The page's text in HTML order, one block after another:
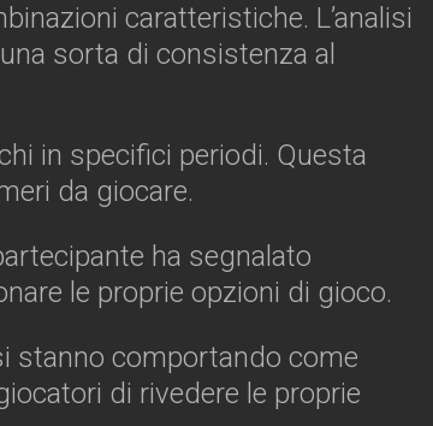
caratteristiche. L’analisi
sorta di consistenza al
in specifici periodi. Questa
da giocare.
ha segnalato
le proprie opzioni di gioco.
stanno comportando come
di rivedere le proprie